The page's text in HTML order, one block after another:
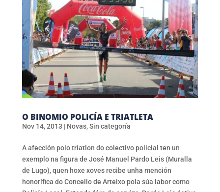
O BINOMIO POLICÍA E TRIATLETA
Nov 14, 2013 | Novas,Sin categoría
A afección polo tríatlon do colectivo policial ten un
exemplo na figura de José Manuel Pardo Leis (Muralla
de Lugo), quen hoxe xoves recibe unha mención
honorífica do Concello de Arteixo pola súa labor como